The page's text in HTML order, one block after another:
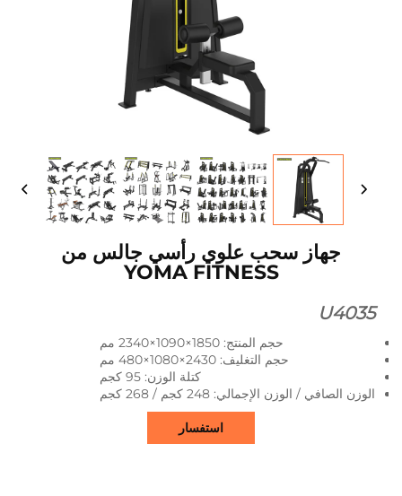
جهاز سحب علوي رأسي جالس من
YOMA FITNESS
U4035
حجم المنتج: 1850×1090×2340 مم
حجم التغليف: 2430×1080×480 مم
كتلة الوزن: 95 كجم
الوزن الصافي / الوزن الإجمالي: 248 كجم / 268 كجم
استفسار